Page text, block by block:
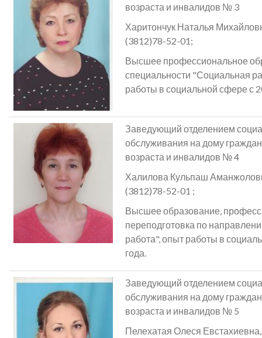
возраста и инвалидов № 3
Харитончук Наталья
(3812)78-52-01;
Высшее профессиональное
специальности "Социальная
работы в социальной сфере с
Заведующий отделением
обслуживания на дому
возраста и инвалидов № 4
Халилова Кульпаш
(3812)78-52-01 ;
Высшее образование,
переподготовка по
работа", опыт работы в
года.
Заведующий отделением
обслуживания на дому
возраста и инвалидов № 5
Пелехатая Олеся